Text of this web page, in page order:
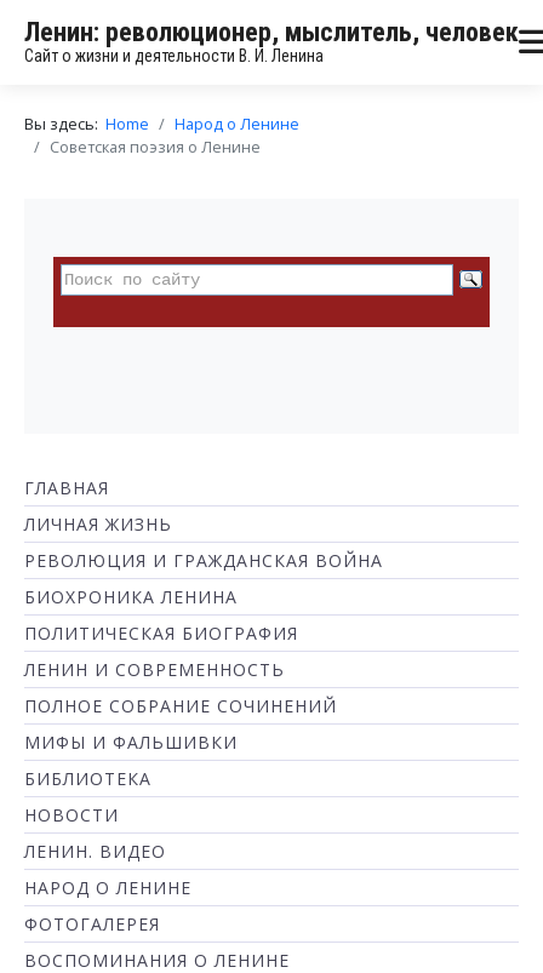
Ленин: революционер, мыслитель, человек
Сайт о жизни и деятельности В. И. Ленина
Вы здесь: Home
Народ о Ленине
Советская поэзия о Ленине
ГЛАВНАЯ
ЛИЧНАЯ ЖИЗНЬ
РЕВОЛЮЦИЯ И ГРАЖДАНСКАЯ ВОЙНА
БИОХРОНИКА ЛЕНИНА
ПОЛИТИЧЕСКАЯ БИОГРАФИЯ
ЛЕНИН И СОВРЕМЕННОСТЬ
ПОЛНОЕ СОБРАНИЕ СОЧИНЕНИЙ
МИФЫ И ФАЛЬШИВКИ
БИБЛИОТЕКА
НОВОСТИ
ЛЕНИН. ВИДЕО
НАРОД О ЛЕНИНЕ
ФОТОГАЛЕРЕЯ
ВОСПОМИНАНИЯ О ЛЕНИНЕ